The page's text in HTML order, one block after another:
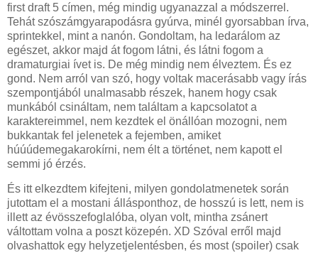
first draft 5 címen, még mindig ugyanazzal a módszerrel.
Tehát szószámgyarapodásra gyúrva, minél gyorsabban írva,
sprintekkel, mint a nanón. Gondoltam, ha ledarálom az
egészet, akkor majd át fogom látni, és látni fogom a
dramaturgiai ívet is. De még mindig nem élveztem. És ez
gond. Nem arról van szó, hogy voltak macerásabb vagy írás
szempontjából unalmasabb részek, hanem hogy csak
munkából csináltam, nem találtam a kapcsolatot a
karaktereimmel, nem kezdtek el önállóan mozogni, nem
bukkantak fel jelenetek a fejemben, amiket
húúúdemegakarokírni, nem élt a történet, nem kapott el
semmi jó érzés.
És itt elkezdtem kifejteni, milyen gondolatmenetek során
jutottam el a mostani állásponthoz, de hosszú is lett, nem is
illett az évösszefoglalóba, olyan volt, mintha zsánert
váltottam volna a poszt közepén. XD Szóval erről majd
olvashattok egy helyzetjelentésben, és most (spoiler) csak